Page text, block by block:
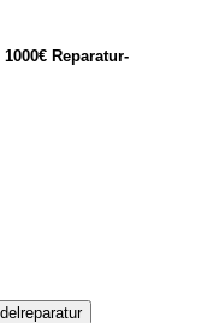
1000€ Reparatur-